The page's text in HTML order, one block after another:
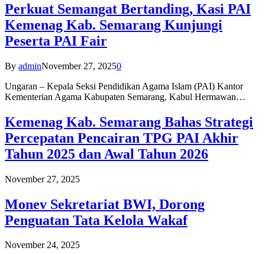
Perkuat Semangat Bertanding, Kasi PAI
Kemenag Kab. Semarang Kunjungi
Peserta PAI Fair
By adminNovember 27, 20250
Ungaran – Kepala Seksi Pendidikan Agama Islam (PAI) Kantor
Kementerian Agama Kabupaten Semarang, Kabul Hermawan…
Kemenag Kab. Semarang Bahas Strategi
Percepatan Pencairan TPG PAI Akhir
Tahun 2025 dan Awal Tahun 2026
November 27, 2025
Monev Sekretariat BWI, Dorong
Penguatan Tata Kelola Wakaf
November 24, 2025